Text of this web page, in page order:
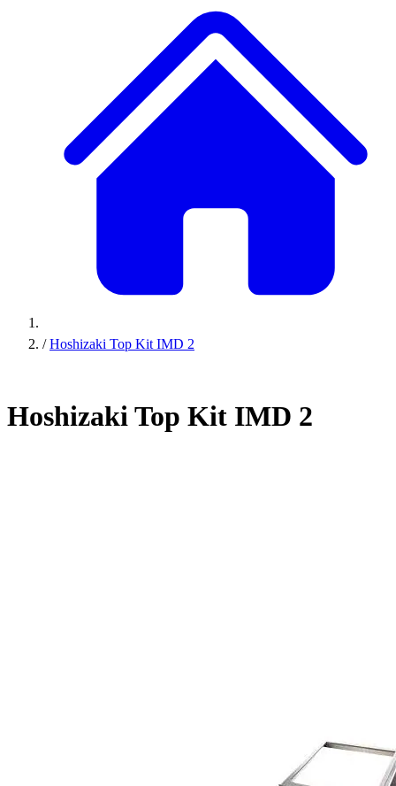
/ Hoshizaki Top Kit IMD 2
Hoshizaki Top Kit IMD 2